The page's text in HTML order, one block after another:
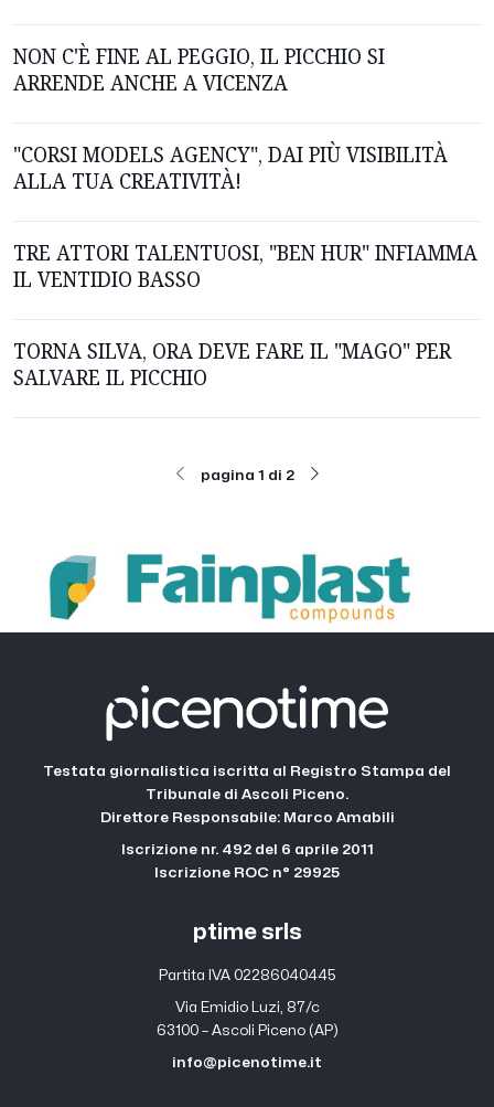
NON C'È FINE AL PEGGIO, IL PICCHIO SI
ARRENDE ANCHE A VICENZA
"CORSI MODELS AGENCY", DAI PIÙ VISIBILITÀ
ALLA TUA CREATIVITÀ!
TRE ATTORI TALENTUOSI, "BEN HUR" INFIAMMA
IL VENTIDIO BASSO
TORNA SILVA, ORA DEVE FARE IL "MAGO" PER
SALVARE IL PICCHIO
pagina 1 di 2
Testata giornalistica iscritta al Registro Stampa del
Tribunale di Ascoli Piceno.
Direttore Responsabile: Marco Amabili
Iscrizione nr. 492 del 6 aprile 2011
Iscrizione ROC n° 29925
ptime srls
Partita IVA 02286040445
Via Emidio Luzi, 87/c
63100 – Ascoli Piceno (AP)
info@picenotime.it